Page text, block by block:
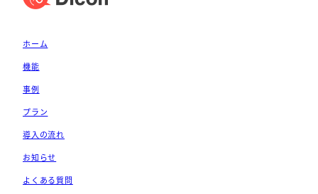
ホーム
機能
事例
プラン
導入の流れ
お知らせ
よくある質問